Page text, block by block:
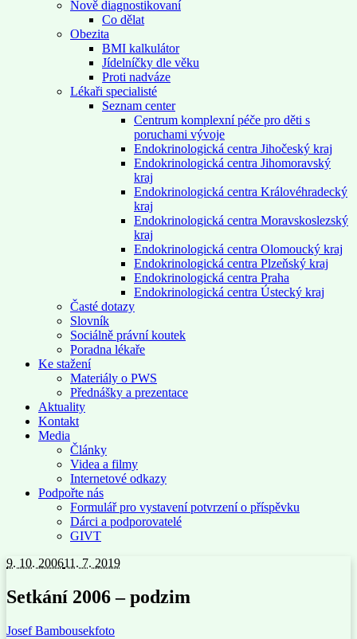
Nově diagnostikovaní
Co dělat
Obezita
BMI kalkulátor
Jídelníčky dle věku
Proti nadváze
Lékaři specialisté
Seznam center
Centrum komplexní péče pro děti s
poruchami vývoje
Endokrinologická centra Jihočeský kraj
Endokrinologická centra Jihomoravský
kraj
Endokrinologická centra Královéhradecký
kraj
Endokrinologická centra Moravskoslezský
kraj
Endokrinologická centra Olomoucký kraj
Endokrinologická centra Plzeňský kraj
Endokrinologická centra Praha
Endokrinologická centra Ústecký kraj
Časté dotazy
Slovník
Sociálně právní koutek
Poradna lékaře
Ke stažení
Materiály o PWS
Přednášky a prezentace
Aktuality
Kontakt
Media
Články
Videa a filmy
Internetové odkazy
Podpořte nás
Formulář pro vystavení potvrzení o příspěvku
Dárci a podporovatelé
GIVT
9. 10. 200611. 7. 2019
Setkání 2006 – podzim
Josef Bambousekfoto